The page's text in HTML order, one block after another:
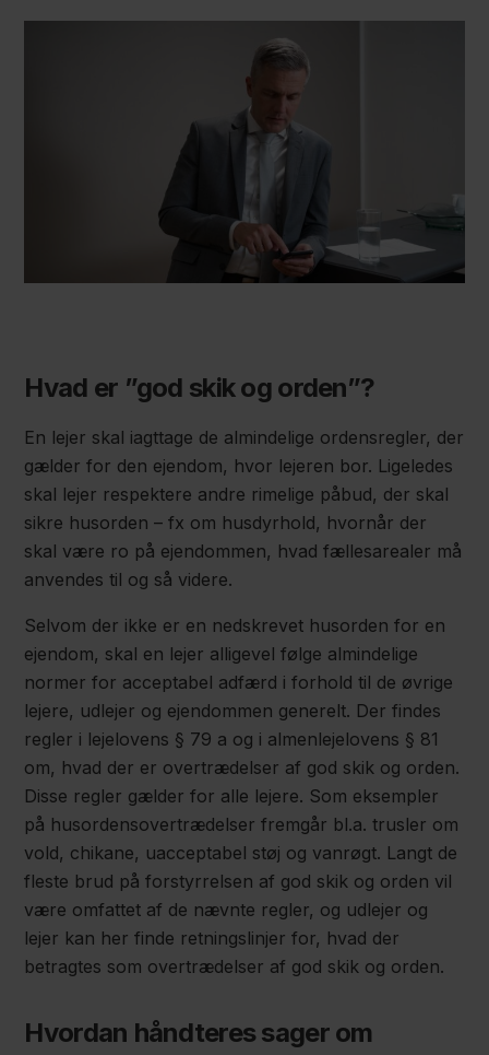
Hvad er ”god skik og orden”?
En lejer skal iagttage de almindelige ordensregler, der
gælder for den ejendom, hvor lejeren bor. Ligeledes
skal lejer respektere andre rimelige påbud, der skal
sikre husorden – fx om husdyrhold, hvornår der
skal være ro på ejendommen, hvad fællesarealer må
anvendes til og så videre.
Selvom der ikke er en nedskrevet husorden for en
ejendom, skal en lejer alligevel følge almindelige
normer for acceptabel adfærd i forhold til de øvrige
lejere, udlejer og ejendommen generelt. Der findes
regler i lejelovens § 79 a og i almenlejelovens § 81
om, hvad der er overtrædelser af god skik og orden.
Disse regler gælder for alle lejere. Som eksempler
på husordensovertrædelser fremgår bl.a. trusler om
vold, chikane, uacceptabel støj og vanrøgt. Langt de
fleste brud på forstyrrelsen af god skik og orden vil
være omfattet af de nævnte regler, og udlejer og
lejer kan her finde retningslinjer for, hvad der
betragtes som overtrædelser af god skik og orden.
Hvordan håndteres sager om